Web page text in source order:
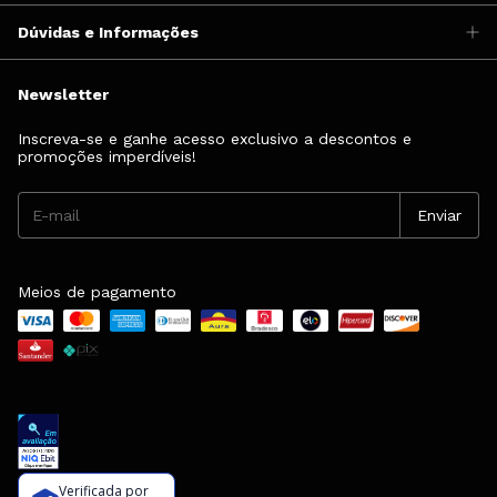
Dúvidas e Informações
Newsletter
Inscreva-se e ganhe acesso exclusivo a descontos e
promoções imperdíveis!
Meios de pagamento
Verificada por